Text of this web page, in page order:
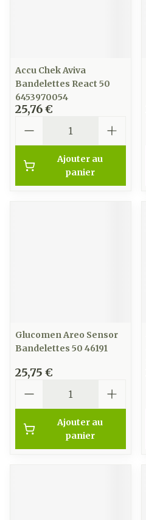
Accu Chek Aviva
Bandelettes React 50
6453970054
25,76 €
Ajouter au
panier
Glucomen Areo Sensor
Bandelettes 50 46191
25,75 €
Ajouter au
panier